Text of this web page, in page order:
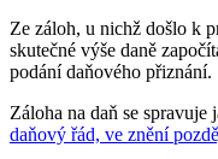
Ze záloh, u nichž došlo k
skutečné výše daně
podání daňového přiznání.
Záloha na daň se spravuje
daňový řád, ve znění